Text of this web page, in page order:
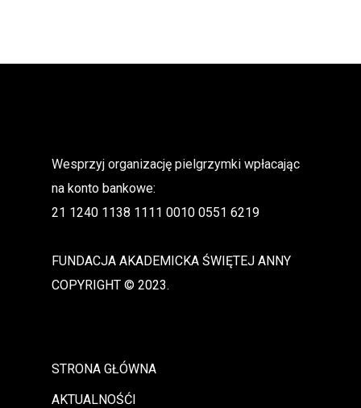
Wesprzyj organizację pielgrzymki wpłacając
na konto bankowe:
21 1240 1138 1111 0010 0551 6219
FUNDACJA AKADEMICKA ŚWIĘTEJ ANNY
COPYRIGHT © 2023.
STRONA GŁÓWNA
AKTUALNOŚĆI